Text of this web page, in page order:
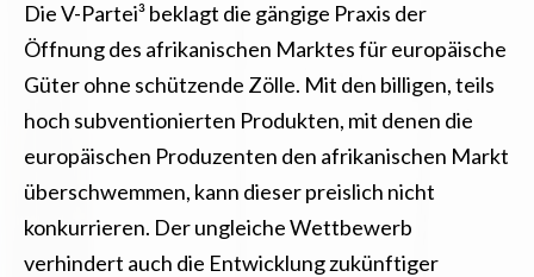
Die V-Partei³ beklagt die gängige Praxis der
Öffnung des afrikanischen Marktes für europäische
Güter ohne schützende Zölle. Mit den billigen, teils
hoch subventionierten Produkten, mit denen die
europäischen Produzenten den afrikanischen Markt
überschwemmen, kann dieser preislich nicht
konkurrieren. Der ungleiche Wettbewerb
verhindert auch die Entwicklung zukünftiger